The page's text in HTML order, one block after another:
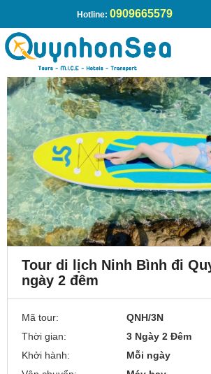
Hotline: 0909665579
Tour di lịch Ninh Bình đi
ngày 2 đêm
Mã tour:
QNH/3N
Thời gian:
3 Ngày 2 Đêm
Khởi hành:
Mỗi ngày